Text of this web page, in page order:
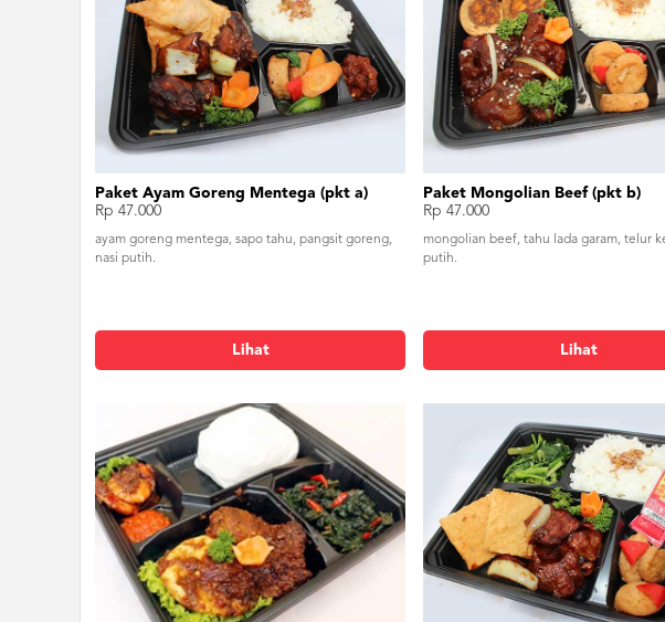
Paket Ayam Goreng Mentega (pkt a)
Rp 47.000
ayam goreng mentega, sapo tahu, pangsit goreng,
nasi putih.
Lihat
Paket Mongolian Beef (pkt b)
Rp 47.000
mongolian beef, tahu lada garam, telur
putih.
Lihat